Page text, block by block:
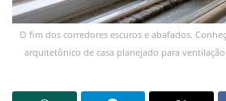
O fim dos corredores escuros e abafados.
arquitetônico de casa planejado para